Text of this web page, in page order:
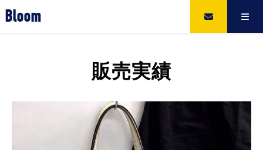
Bloom
販売実績